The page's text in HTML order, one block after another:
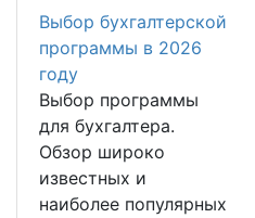
Выбор бухгалтерской
программы в 2026
году
Выбор программы
для бухгалтера.
Обзор широко
известных и
наиболее популярных